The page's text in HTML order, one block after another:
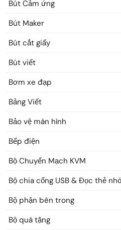
Bút Cảm ứng
Bút Maker
Bút cắt giấy
Bút viết
Bơm xe đạp
Bảng Viết
Bảo vệ màn hình
Bếp điện
Bộ Chuyển Mạch KVM
Bộ chia cổng USB & Đọc thẻ
Bộ phận bên trong
Bộ quà tặng